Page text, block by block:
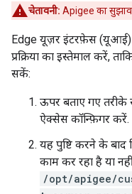
चेतावनी: Apigee का सुझाव
Edge यूज़र इंटरफ़ेस (यूआई)
प्रक्रिया का इस्तेमाल करें,
सकें:
ऊपर बताए गए
ऐक्सेस कॉन्फ़िगर करें.
यह पुष्टि करने के
काम कर रहा है या
/opt/apigee/